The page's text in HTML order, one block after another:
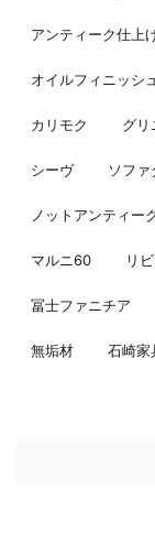
アンティーク仕上
オイルフィニッシュ
カリモク グリ
シーヴ ソフ
ノットアンティー
マルニ60 リ
冨士ファニチア
無垢材 石崎家